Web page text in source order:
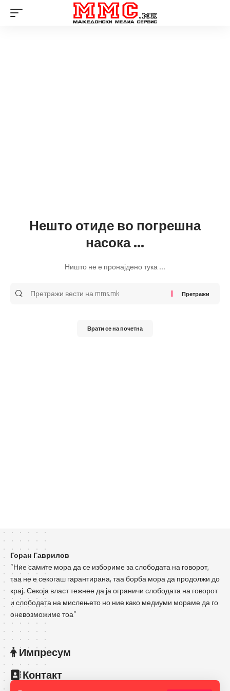
Нешто отиде во погрешна
насока ...
Ништо не е пронајдено тука ...
Претражи
Врати се на почетна
Горан Гаврилов
“Ние самите мора да се избориме за слободата на говорот,
таа не е секогаш гарантирана, таа борба мора да продолжи до
крај. Секоја власт тежнее да ја ограничи слободата на говорот
и слободата на мислењето но ние како медиуми мораме да го
оневозможиме тоа”
Импресум
Контакт